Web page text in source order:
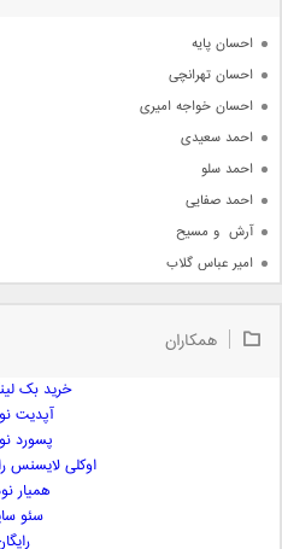
احسان پایه
احسان تهرانچی
احسان خواجه امیری
احمد سعیدی
احمد سلو
احمد صفایی
آرش  و مسیح
امیر عباس گلاب
امیر علی
همکاران
خرید بک
آپدیت
پسورد
اوکلی لایسنس
همیار
سئو